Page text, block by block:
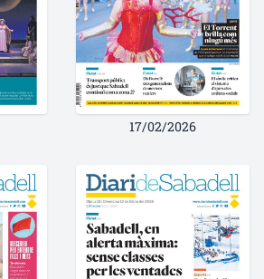
17/02/2026